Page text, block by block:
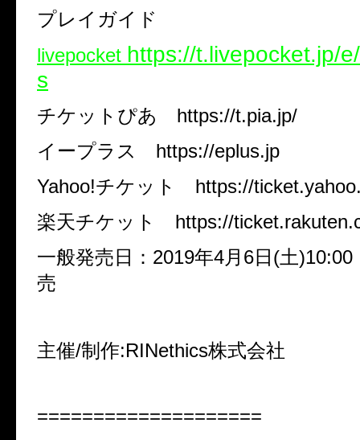
プレイガイド
livepocket https://t.livepocket.jp/
s
チケットぴあ https://t.pia.jp/
イープラス https://eplus.jp
Yahoo!チケット https://
楽天チケット https://
一般発売日： 2019年4月 6日 (土)10:00
売
主催/制作:RINethics株式会社
====================